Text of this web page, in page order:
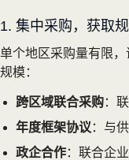
1. 集中采购，获取
单个地区采购量有限
规模：
跨区域联合采购：
年度框架协议 ：与
政企合作：联合企